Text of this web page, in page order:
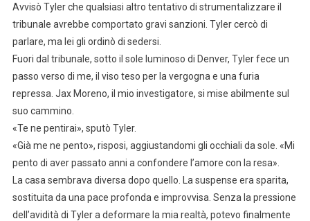
Avvisò Tyler che qualsiasi altro tentativo di strumentalizzare il
tribunale avrebbe comportato gravi sanzioni. Tyler cercò di
parlare, ma lei gli ordinò di sedersi.
Fuori dal tribunale, sotto il sole luminoso di Denver, Tyler fece un
passo verso di me, il viso teso per la vergogna e una furia
repressa. Jax Moreno, il mio investigatore, si mise abilmente sul
suo cammino.
«Te ne pentirai», sputò Tyler.
«Già me ne pento», risposi, aggiustandomi gli occhiali da sole. «Mi
pento di aver passato anni a confondere l’amore con la resa».
La casa sembrava diversa dopo quello. La suspense era sparita,
sostituita da una pace profonda e improvvisa. Senza la pressione
dell’avidità di Tyler a deformare la mia realtà, potevo finalmente